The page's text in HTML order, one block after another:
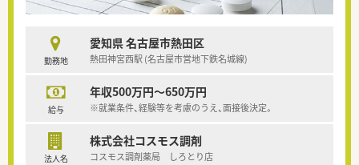
勤務地
愛知県 名古屋市熱田区
熱田神宮西駅 (名古屋市営地下鉄名城線)
給与
年収500万円～650万円
※就業条件、経験等を考慮のうえ、面接後決定。
法人名
株式会社コスモス調剤
コスモス調剤薬局 しろとり店